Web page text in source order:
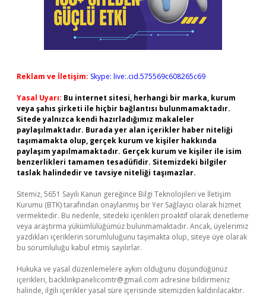
Reklam ve İletişim: Skype: live:.cid.575569c608265c69
Yasal Uyarı: Bu internet sitesi, herhangi bir marka, kurum
veya şahıs şirketi ile hiçbir bağlantısı bulunmamaktadır.
Sitede yalnızca kendi hazırladığımız makaleler
paylaşılmaktadır. Burada yer alan içerikler haber niteliği
taşımamakta olup, gerçek kurum ve kişiler hakkında
paylaşım yapılmamaktadır. Gerçek kurum ve kişiler ile isim
benzerlikleri tamamen tesadüfidir. Sitemizdeki bilgiler
taslak halindedir ve tavsiye niteliği taşımazlar.
Sitemiz, 5651 Sayılı Kanun gereğince Bilgi Teknolojileri ve İletişim
Kurumu (BTK) tarafından onaylanmış bir Yer Sağlayıcı olarak hizmet
vermektedir. Bu nedenle, sitedeki içerikleri proaktif olarak denetleme
veya araştırma yükümlülüğümüz bulunmamaktadır. Ancak, üyelerimiz
yazdıkları içeriklerin sorumluluğunu taşımakta olup, siteye üye olarak
bu sorumluluğu kabul etmiş sayılırlar.
Hukuka ve yasal düzenlemelere aykırı olduğunu düşündüğünüz
içerikleri, backlinkpanelicomtr@gmail.com adresine bildirmeniz
halinde, ilgili içerikler yasal süre içerisinde sitemizden kaldırılacaktır.